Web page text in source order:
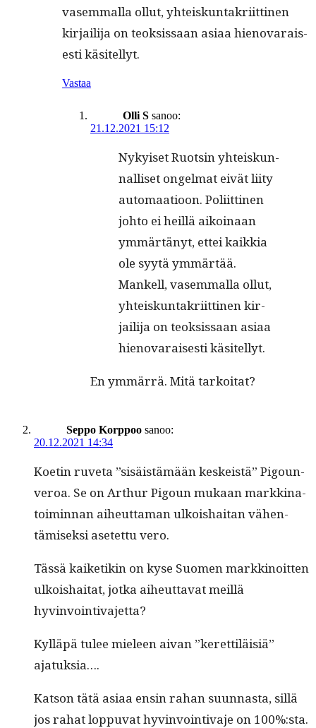
vasem­mal­la ollut, yhteiskun­takri­it­ti­nen
kir­jail­i­ja on teok­sis­saan asi­aa hien­o­varais­
es­ti käsitellyt.
Vastaa
Olli S sanoo:
21.12.2021 15:12
Nykyiset Ruotsin yhteiskun­
nal­liset ongel­mat eivät liity
automaa­tioon. Poli­it­ti­nen
johto ei heil­lä aikoinaan
ymmärtänyt, ettei kaikkia
ole syytä ymmärtää.
Mankell, vasem­mal­la ollut,
yhteiskun­takri­it­ti­nen kir­
jail­i­ja on teok­sis­saan asi­aa
hien­o­varais­es­ti käsitellyt.
En ymmär­rä. Mitä tarkoitat?
Seppo Korppoo sanoo:
20.12.2021 14:34
Koetin ruve­ta ”sisäistämään keskeistä” Pigoun-
veroa. Se on Arthur Pigoun mukaan markki­na­
toimin­nan aiheut­ta­man ulkoishai­tan vähen­
tämisek­si asetet­tu vero.
Tässä kaiketikin on kyse Suomen markki­noit­ten
ulkoishai­tat, jot­ka aiheut­ta­vat meil­lä
hyvinvointivajetta?
Kyl­läpä tulee mieleen aivan ”kerettiläisiä”
ajatuksia….
Kat­son tätä asi­aa ensin rahan suun­nas­ta, sil­lä
jos rahat lop­pu­vat hyv­in­voin­ti­va­je on 100%:sta.